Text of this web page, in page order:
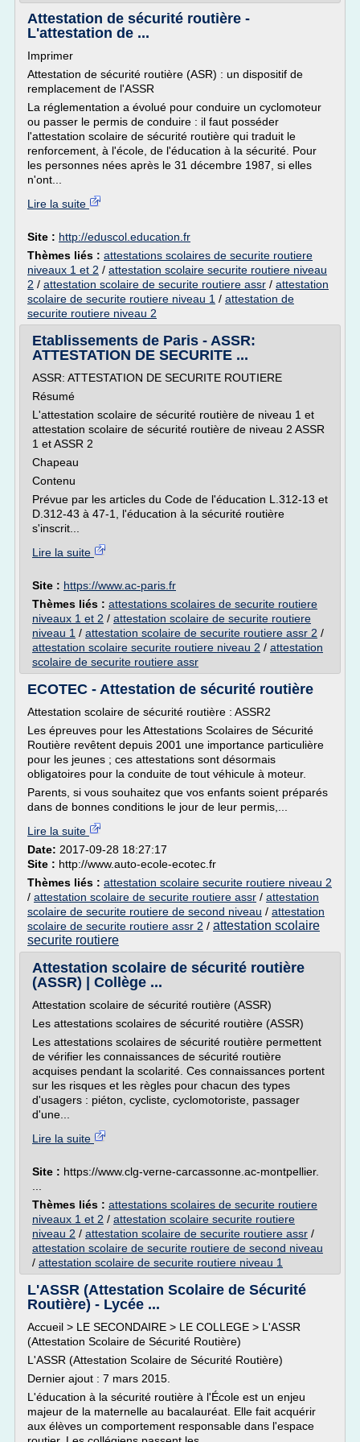
Attestation de sécurité routière -
L'attestation de ...
Imprimer
Attestation de sécurité routière (ASR) : un dispositif de
remplacement de l'ASSR
La réglementation a évolué pour conduire un cyclomoteur
ou passer le permis de conduire : il faut posséder
l'attestation scolaire de sécurité routière qui traduit le
renforcement, à l'école, de l'éducation à la sécurité. Pour
les personnes nées après le 31 décembre 1987, si elles
n'ont...
Lire la suite
Site : http://eduscol.education.fr
Thèmes liés : attestations scolaires de securite routiere
niveaux 1 et 2 / attestation scolaire securite routiere niveau
2 / attestation scolaire de securite routiere assr / attestation
scolaire de securite routiere niveau 1 / attestation de
securite routiere niveau 2
Etablissements de Paris - ASSR:
ATTESTATION DE SECURITE ...
ASSR: ATTESTATION DE SECURITE ROUTIERE
Résumé
L'attestation scolaire de sécurité routière de niveau 1 et
attestation scolaire de sécurité routière de niveau 2 ASSR
1 et ASSR 2
Chapeau
Contenu
Prévue par les articles du Code de l'éducation L.312-13 et
D.312-43 à 47-1, l'éducation à la sécurité routière
s'inscrit...
Lire la suite
Site : https://www.ac-paris.fr
Thèmes liés : attestations scolaires de securite routiere
niveaux 1 et 2 / attestation scolaire de securite routiere
niveau 1 / attestation scolaire de securite routiere assr 2 /
attestation scolaire securite routiere niveau 2 / attestation
scolaire de securite routiere assr
ECOTEC - Attestation de sécurité routière
Attestation scolaire de sécurité routière : ASSR2
Les épreuves pour les Attestations Scolaires de Sécurité
Routière revêtent depuis 2001 une importance particulière
pour les jeunes ; ces attestations sont désormais
obligatoires pour la conduite de tout véhicule à moteur.
Parents, si vous souhaitez que vos enfants soient préparés
dans de bonnes conditions le jour de leur permis,...
Lire la suite
Date: 2017-09-28 18:27:17
Site : http://www.auto-ecole-ecotec.fr
Thèmes liés : attestation scolaire securite routiere niveau 2
/ attestation scolaire de securite routiere assr / attestation
scolaire de securite routiere de second niveau / attestation
scolaire de securite routiere assr 2 / attestation scolaire
securite routiere
Attestation scolaire de sécurité routière
(ASSR) | Collège ...
Attestation scolaire de sécurité routière (ASSR)
Les attestations scolaires de sécurité routière (ASSR)
Les attestations scolaires de sécurité routière permettent
de vérifier les connaissances de sécurité routière
acquises pendant la scolarité. Ces connaissances portent
sur les risques et les règles pour chacun des types
d'usagers : piéton, cycliste, cyclomotoriste, passager
d'une...
Lire la suite
Site : https://www.clg-verne-carcassonne.ac-montpellier.
Thèmes liés : attestations scolaires de securite routiere
niveaux 1 et 2 / attestation scolaire securite routiere
niveau 2 / attestation scolaire de securite routiere assr /
attestation scolaire de securite routiere de second niveau
/ attestation scolaire de securite routiere niveau 1
L'ASSR (Attestation Scolaire de Sécurité
Routière) - Lycée ...
Accueil > LE SECONDAIRE > LE COLLEGE > L'ASSR
(Attestation Scolaire de Sécurité Routière)
L'ASSR (Attestation Scolaire de Sécurité Routière)
Dernier ajout : 7 mars 2015.
L'éducation à la sécurité routière à l'École est un enjeu
majeur de la maternelle au bacalauréat. Elle fait acquérir
aux élèves un comportement responsable dans l'espace